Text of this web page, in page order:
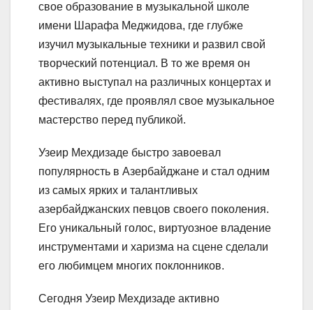
свое образование в музыкальной школе
имени Шарафа Меджидова, где глубже
изучил музыкальные техники и развил свой
творческий потенциал. В то же время он
активно выступал на различных концертах и
фестивалях, где проявлял свое музыкальное
мастерство перед публикой.
Узеир Мехдизаде быстро завоевал
популярность в Азербайджане и стал одним
из самых ярких и талантливых
азербайджанских певцов своего поколения.
Его уникальный голос, виртуозное владение
инструментами и харизма на сцене сделали
его любимцем многих поклонников.
Сегодня Узеир Мехдизаде активно